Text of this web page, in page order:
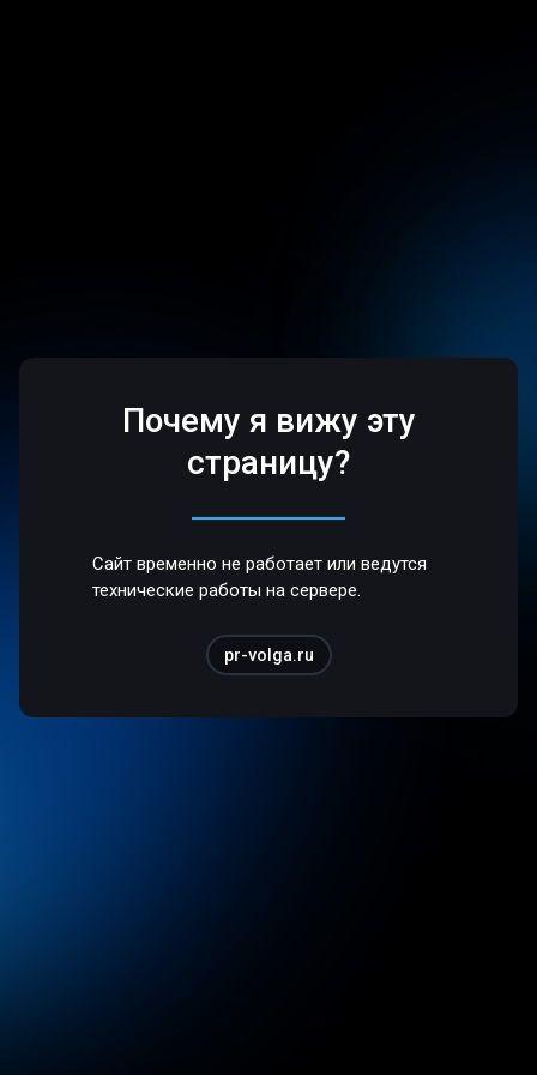
Почему я вижу эту
страницу?
Сайт временно не работает или ведутся
технические работы на сервере.
pr-volga.ru